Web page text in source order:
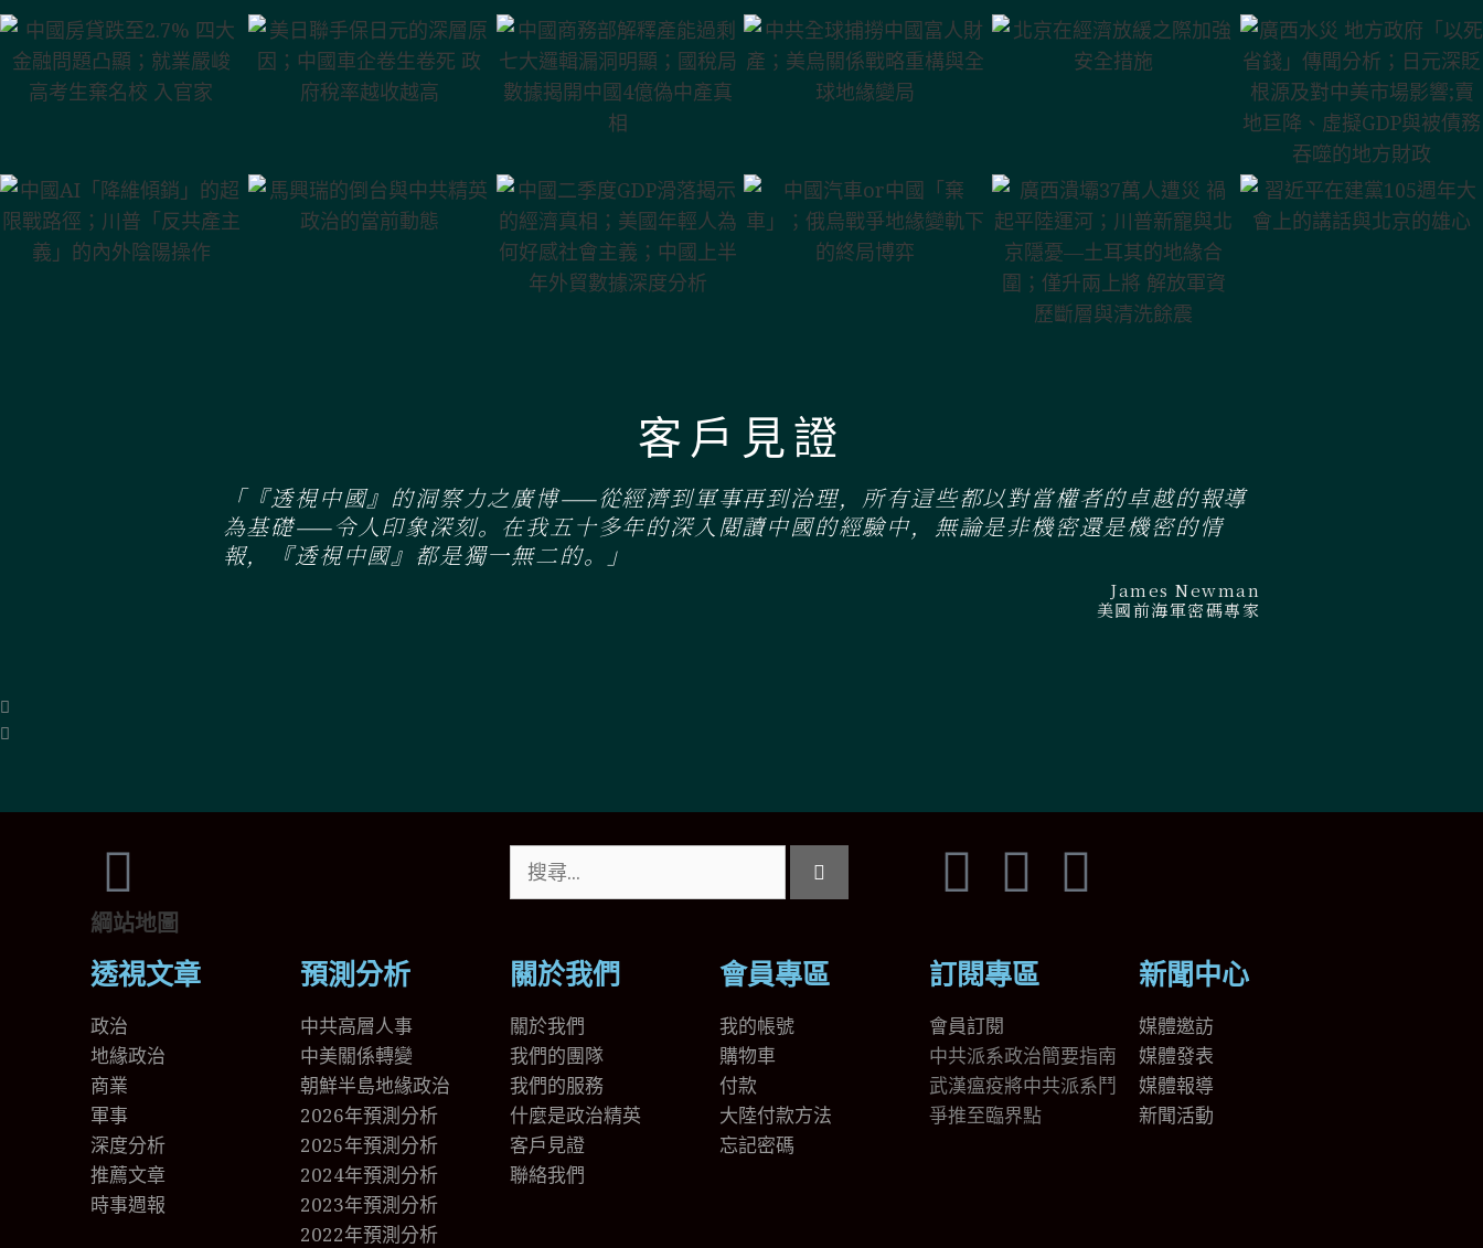
2.7% 四大金融問
題凸顯；就業嚴
峻 高考生棄名校
的深層原因；中
國車企卷生卷死
政府稅率越收越
產能過剩 七大邏
輯漏洞明顯；國
稅局數據揭開中
國富人財產；美
烏關係戰略重構
之際加強安全措
傳聞分析；日元
深貶根源及對中
美市場影響;賣地
巨降、虛擬GDP
與被債務吞噬的
地方財政
銷」的超限戰路
徑；川普「反共
產主義」的內外
中共精英政治的
中國二季度GDP
真相；美國年輕
人為何好感社會
主義；中國上半
「棄車」；俄烏
戰爭地緣變軌下
河；川普新寵與
北京隱憂—土耳
其的地緣合圍；
僅升兩上將 解放
習近平在建黨105
週年大會上的講
客戶見證
「『透視中國』的洞察力之廣博——從經濟到軍事再到治理，所有這些都以對當權者的卓越的報導
為基礎——令人印象深刻。在我五十多年的深入閱讀中國的經驗中，無論是非機密還是機密的情
報，『透視中國』都是獨一無二的。」
James Newman
美國前海軍密碼專家
綱站地圖
透視文章
政治
地緣政治
商業
軍事
深度分析
推薦文章
時事週報
預測分析
中共高層人事
中美關係轉變
朝鮮半島地緣政治
2026年預測分析
2025年預測分析
2024年預測分析
2023年預測分析
2022年預測分析
關於我們
關於我們
我們的團隊
我們的服務
什麼是政治精英
客戶見證
聯絡我們
會員專區
我的帳號
購物車
付款
大陸付款方法
忘記密碼
訂閱專區
會員訂閱
中共派系政治簡要指南
武漢瘟疫將中共派系鬥
爭推至臨界點
新聞中心
媒體邀訪
媒體發表
媒體報導
新聞活動